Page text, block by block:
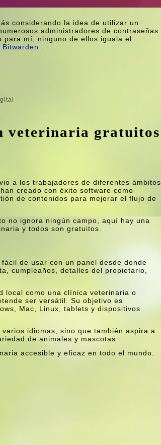
considerando la idea de utilizar un
administradores de contraseñas
para mí, ninguno de ellos iguala el
Bitwarden
veterinaria gratuitos
a los trabajadores de diferentes ámbitos
creado con éxito software como
de contenidos para mejorar el flujo de
no ignora ningún campo, aquí hay una
y todos son gratuitos.
de usar con un panel desde donde
cumpleaños, detalles del propietario,
local como una clínica veterinaria o
ser versátil. Su objetivo es
Mac, Linux, tablets y dispositivos
idiomas, sino que también aspira a
de animales y mascotas.
accesible y eficaz en todo el mundo.